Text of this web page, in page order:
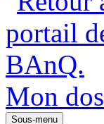
Mon
Sous-menu